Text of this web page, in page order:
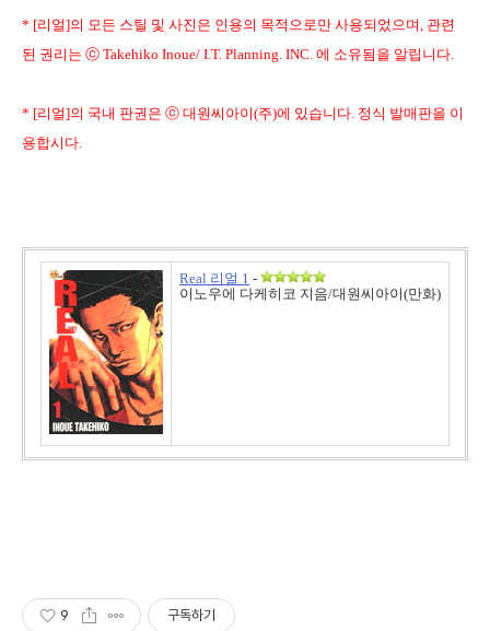
* [리얼]의 모든 스틸 및 사진은 인용의 목적으로만 사용되었으며, 관련
된 권리는 ⓒ Takehiko Inoue/ I.T. Planning. INC. 에 소유됨을 알립니다.
* [리얼]의 국내 판권은 ⓒ 대원씨아이(주)에 있습니다. 정식 발매판을 이
용합시다.
Real 리얼 1 -
이노우에 다케히코 지음/대원씨아이(만화)
9 구독하기